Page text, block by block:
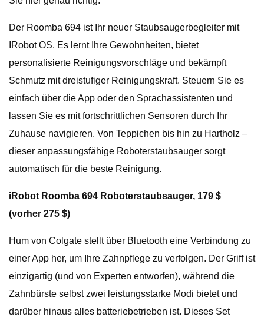
Der Roomba 694 ist Ihr neuer Staubsaugerbegleiter mit
IRobot OS. Es lernt Ihre Gewohnheiten, bietet
personalisierte Reinigungsvorschläge und bekämpft
Schmutz mit dreistufiger Reinigungskraft. Steuern Sie es
einfach über die App oder den Sprachassistenten und
lassen Sie es mit fortschrittlichen Sensoren durch Ihr
Zuhause navigieren. Von Teppichen bis hin zu Hartholz –
dieser anpassungsfähige Roboterstaubsauger sorgt
automatisch für die beste Reinigung.
iRobot Roomba 694 Roboterstaubsauger, 179 $
(vorher 275 $)
Hum von Colgate stellt über Bluetooth eine Verbindung zu
einer App her, um Ihre Zahnpflege zu verfolgen. Der Griff ist
einzigartig (und von Experten entworfen), während die
Zahnbürste selbst zwei leistungsstarke Modi bietet und
darüber hinaus alles batteriebetrieben ist. Dieses Set